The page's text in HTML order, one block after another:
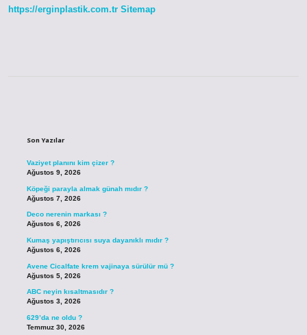
https://erginplastik.com.tr Sitemap
Son Yazılar
Vaziyet planını kim çizer ?
Ağustos 9, 2026
Köpeği parayla almak günah mıdır ?
Ağustos 7, 2026
Deco nerenin markası ?
Ağustos 6, 2026
Kumaş yapıştırıcısı suya dayanıklı mıdır ?
Ağustos 6, 2026
Avene Cicalfate krem vajinaya sürülür mü ?
Ağustos 5, 2026
ABC neyin kısaltmasıdır ?
Ağustos 3, 2026
629’da ne oldu ?
Temmuz 30, 2026